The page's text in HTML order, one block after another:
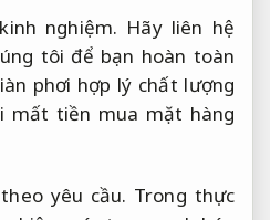
nghiệm. Hãy liên hệ
tôi để bạn hoàn toàn
phơi hợp lý chất lượng
mất tiền mua mặt hàng
yêu cầu. Trong thực